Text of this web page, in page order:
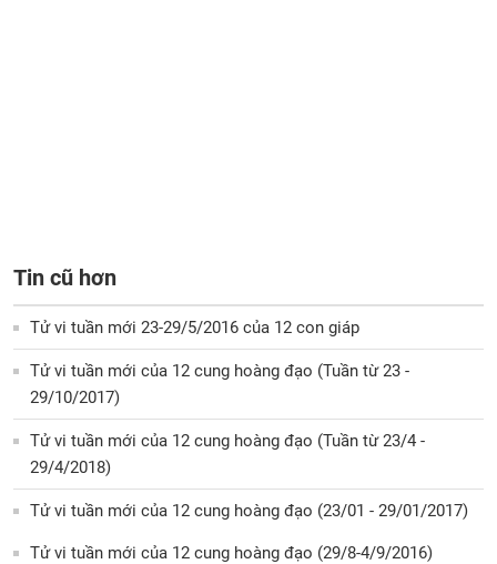
Tin cũ hơn
Tử vi tuần mới 23-29/5/2016 của 12 con giáp
Tử vi tuần mới của 12 cung hoàng đạo (Tuần từ 23 -
29/10/2017)
Tử vi tuần mới của 12 cung hoàng đạo (Tuần từ 23/4 -
29/4/2018)
Tử vi tuần mới của 12 cung hoàng đạo (23/01 - 29/01/2017)
Tử vi tuần mới của 12 cung hoàng đạo (29/8-4/9/2016)